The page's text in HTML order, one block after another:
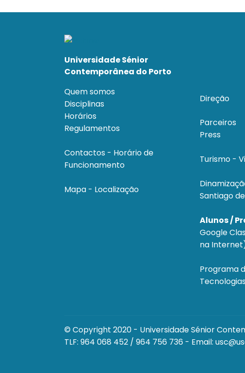
Universidade Sénior
Contemporânea do Porto
Quem somos
Disciplinas
Horários
Regulamentos
Contactos - Horário de
Funcionamento
Mapa - Localização
Direção
Parceiros
Press
Turismo -
Santiago
Alunos /
Google
na
Programa
© Copyright 2020 - Universidade Sénior
TLF: 964 068 452 / 964 756 736 - Email: